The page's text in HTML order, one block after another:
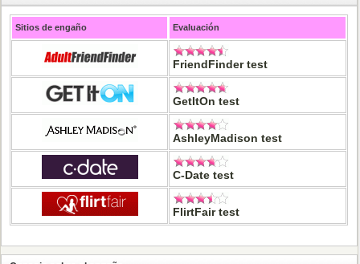
Sitios de engaño Evaluación
FriendFinder test
GetItOn test
AshleyMadison test
C-Date test
FlirtFair test